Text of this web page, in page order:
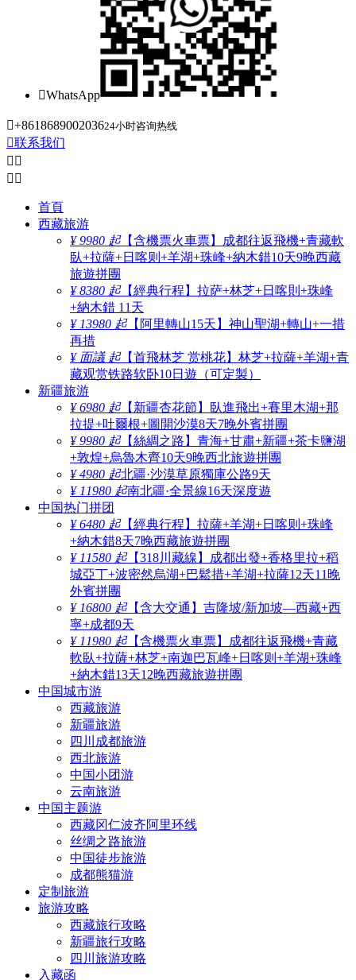
WhatsApp
+861868900203624小时咨询热线
联系我们
 
 
首頁
西藏旅游
¥ 9980 起【含機票火車票】成都往返飛機+青藏軟
臥+拉薩+日喀则+羊湖+珠峰+納木錯10天9晚西藏
旅遊拼團
¥ 8380 起【經典行程】拉萨+林芝+日喀則+珠峰
+納木錯 11天
¥ 13980 起【阿里轉山15天】神山聖湖+轉山+一措
再措
¥ 面議 起【首飛林芝 赏桃花】林芝+拉薩+羊湖+青
藏观赏铁路软卧10日遊（可定製）
新疆旅游
¥ 6980 起【新疆杏花節】臥進飛出+賽里木湖+那
拉提+吐爾根+圖開沙漠8天7晚外賓拼團
¥ 9980 起【絲綢之路】青海+甘肅+新疆+茶卡鹽湖
+敦煌+烏魯木齊10天9晚西北旅遊拼團
¥ 4980 起北疆·沙漠草原獨庫公路9天
¥ 11980 起南北疆·全景線16天深度遊
中国热门拼团
¥ 6480 起【經典行程】拉薩+羊湖+日喀则+珠峰
+納木錯8天7晚西藏旅遊拼團
¥ 11580 起【318川藏線】成都出發+香格里拉+稻
城亞丁+波密然烏湖+巴鬆措+羊湖+拉薩12天11晚
外賓拼團
¥ 16800 起【含大交通】吉隆坡/新加坡—西藏+西
寧+成都9天
¥ 11980 起【含機票火車票】成都往返飛機+青藏
軟臥+拉薩+林芝+南迦巴瓦峰+日喀则+羊湖+珠峰
+納木錯13天12晚西藏旅遊拼團
中国城市游
西藏旅游
新疆旅游
四川成都旅游
西北旅游
中国小团游
云南旅游
中国主题游
西藏冈仁波齐阿里环线
丝绸之路旅游
中国徒步旅游
成都熊猫游
定制旅游
旅游攻略
西藏旅行攻略
新疆旅行攻略
四川旅游攻略
入藏函